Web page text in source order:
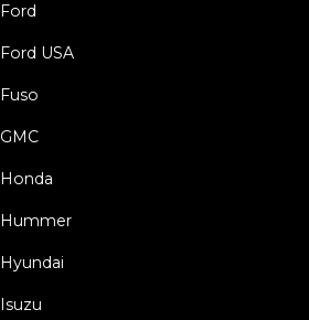
Ford
Ford USA
Fuso
GMC
Honda
Hummer
Hyundai
Isuzu